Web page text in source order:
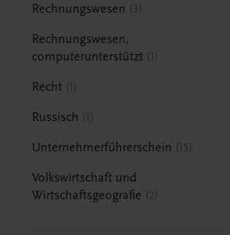
Rechnungswesen 3
Rechnungswesen,
computerunterstützt 1
Recht 1
Russisch 1
Unternehmerführerschein 15
Volkswirtschaft und
Wirtschaftsgeografie
2